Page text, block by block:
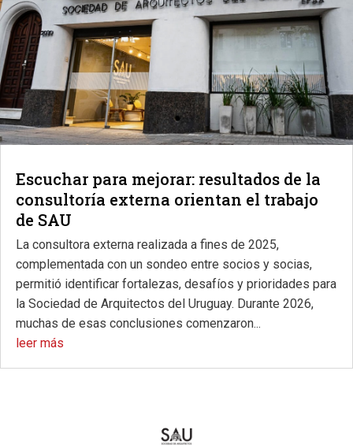
Escuchar para mejorar: resultados de la
consultoría externa orientan el trabajo
de SAU
La consultora externa realizada a fines de 2025,
complementada con un sondeo entre socios y socias,
permitió identificar fortalezas, desafíos y prioridades para
la Sociedad de Arquitectos del Uruguay. Durante 2026,
muchas de esas conclusiones comenzaron...
leer más